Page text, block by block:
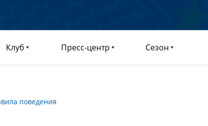
Клуб Пресс-центр Сезон
поведения